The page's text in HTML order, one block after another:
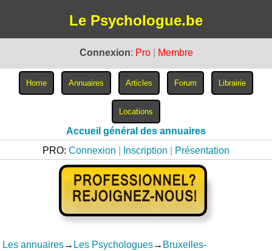
Le Psychologue.be
Connexion: Pro Membre
Accueil général des annuaires
PRO: Connexion Inscription Présentation
Les annuaires→ Les Psychologues→ Bruxelles-